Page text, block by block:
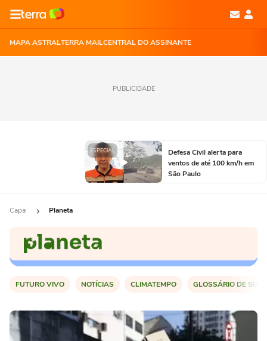
MAPA ASTRALTERRA MAILCENTRAL DO ASSINANTE
PUBLICIDADE
ESPECIAL
Defesa Civil alerta para
ventos de até 100 km/h em
São Paulo
Capa Planeta
FUTURO VIVO NOTÍCIAS CLIMATEMPO GLOSSÁRIO DE